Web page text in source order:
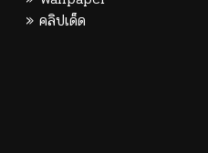
คลิปเด็ด